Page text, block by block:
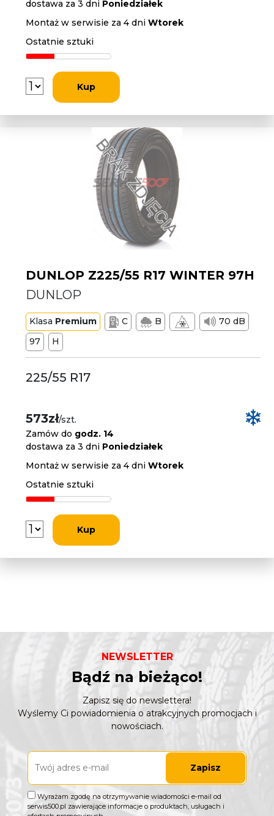
dostawa za 3 dni Poniedziałek
Montaż w serwisie za 4 dniWtorek
Ostatnie sztuki
Kup
DUNLOP Z225/55 R17 WINTER 97H
DUNLOP
Klasa Premium C B
70 dB
97
H
225/55 R17
573zł/szt.
Zamów do godz. 14
dostawa za 3 dni Poniedziałek
Montaż w serwisie za 4 dniWtorek
Ostatnie sztuki
Kup
NEWSLETTER
Bądź na bieżąco!
Zapisz się do newslettera!
Wyślemy Ci powiadomienia o atrakcyjnych promocjach i
nowościach.
Zapisz
Wyrażam zgodę na otrzymywanie wiadomości e-mail od
serwis500.pl zawierające informacje o produktach, usługach i